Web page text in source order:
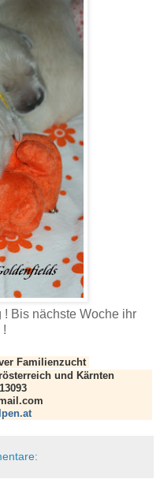
! Bis nächste Woche ihr
!
Familienzucht
und Kärnten